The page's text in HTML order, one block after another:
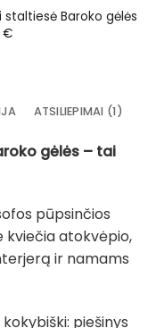
staltiesė Baroko gėlės
€
ATSILIEPIMAI (1)
gėlės – tai
pūpsinčios
kviečia atokvėpio,
ir namams
piešinys